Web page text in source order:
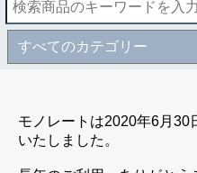
モノレートは2020年6月30
いたしました。